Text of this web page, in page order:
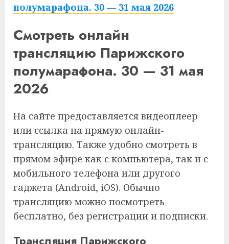
полумарафона. 30 — 31 мая 2026
Смотреть онлайн
трансляцию Парижского
полумарафона. 30 — 31 мая
2026
На сайте предоставляется видеоплеер
или ссылка на прямую онлайн-
трансляцию. Также удобно смотреть в
прямом эфире как с компьютера, так и с
мобильного телефона или другого
гаджета (Android, iOS). Обычно
трансляцию можно посмотреть
бесплатно, без регистрации и подписки.
Трансляция Парижского